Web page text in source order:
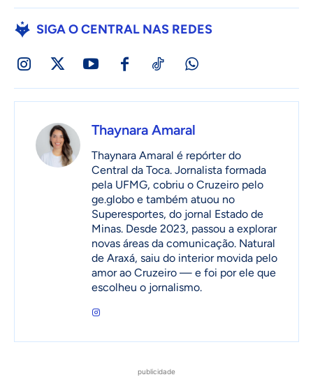
SIGA O CENTRAL NAS REDES
Thaynara Amaral
Thaynara Amaral é repórter do
Central da Toca. Jornalista formada
pela UFMG, cobriu o Cruzeiro pelo
ge.globo e também atuou no
Superesportes, do jornal Estado de
Minas. Desde 2023, passou a explorar
novas áreas da comunicação. Natural
de Araxá, saiu do interior movida pelo
amor ao Cruzeiro — e foi por ele que
escolheu o jornalismo.
publicidade